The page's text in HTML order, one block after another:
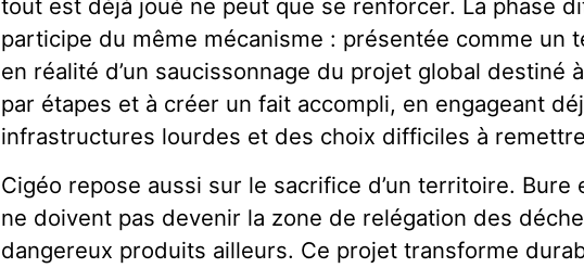
tout est déjà joué ne peut que se renforcer. La phase
participe du même mécanisme : présentée comme un
en réalité d’un saucissonnage du projet global destiné
par étapes et à créer un fait accompli, en engageant
infrastructures lourdes et des choix difficiles à
Cigéo repose aussi sur le sacrifice d’un territoire. Bure
ne doivent pas devenir la zone de relégation des
dangereux produits ailleurs. Ce projet transforme